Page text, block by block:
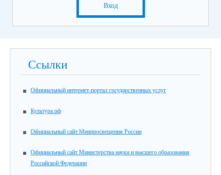
Вход
Ссылки
Официальный интернет-портал государственных услуг
Культура.рф
Официальный сайт Минпросвещения России
Официальный сайт Министерства науки и высшего образования
Российской Федерации